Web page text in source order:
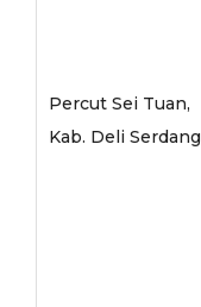
Percut Sei Tuan,
Kab. Deli Serdang